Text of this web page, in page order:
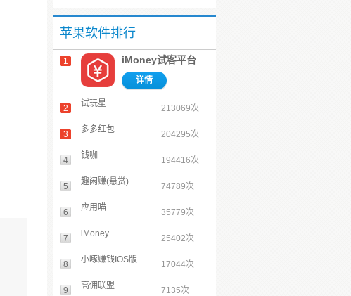
苹果软件排行
1 iMoney试客平台
详情
2 试玩星 213069次
3 多多红包 204295次
4 钱咖 194416次
5 趣闲赚(悬赏) 74789次
6 应用喵 35779次
7 iMoney 25402次
8 小啄赚钱IOS版 17044次
9 高佣联盟 7135次